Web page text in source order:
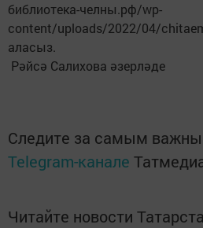
библиотека-челны.рф/wp-
content/uploads/2022/04/
аласыз.
Рәйсә Салихова әзерләде
Следите за самым
Telegram-канале
Читайте новости